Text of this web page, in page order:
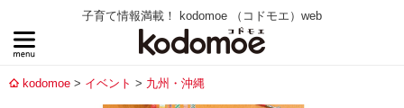
子育て情報満載！ kodomoe （コドモエ）web
kodomoe イベント 九州・沖縄